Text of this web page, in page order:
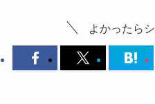
よかったら